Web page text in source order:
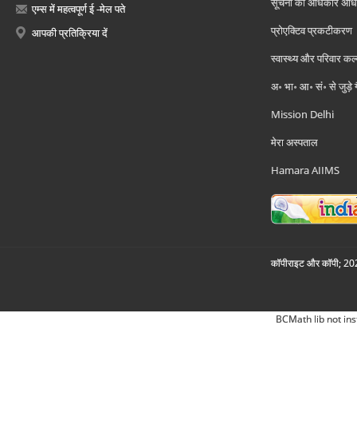
एम्स में महत्वपूर्ण ई -मेल पते
आपकी प्रतिक्रिया दें
प्रोएक्टिव प्रकटीकरण
स्वास्थ्य और परिवार
अ॰ भा॰ आ॰ सं॰ से जुड़े
Mission Delhi
मेरा अस्पताल
Hamara AIIMS
कॉपीराइट और कॉपी;
BCMath lib not